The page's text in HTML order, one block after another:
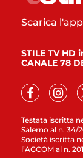
Testata iscritta
Salerno al n. 34/
Società iscritta
l’AGCOM al n.
Scarica
STILE TV HD
CANALE 78